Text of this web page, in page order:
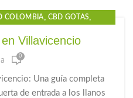
COLOMBIA, CBD GOTAS,
,GOTAS DE CBD
HUANNA
Villavicencio
0
Una guía completa
de entrada a los llanos